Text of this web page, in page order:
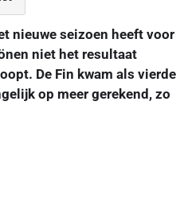
nieuwe seizoen heeft voor
niet het resultaat
De Fin kwam als vierde
op meer gerekend, zo